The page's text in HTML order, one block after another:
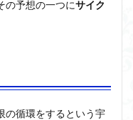
の予想の一つにサイク
の循環をするという宇